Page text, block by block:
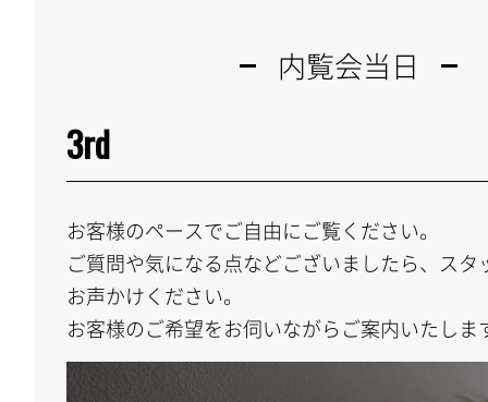
内覧会当日
3rd
お客様のペースでご自由にご覧ください。
ご質問や気になる点などございましたら、スタ
お声かけください。
お客様のご希望をお伺いながらご案内いたしま